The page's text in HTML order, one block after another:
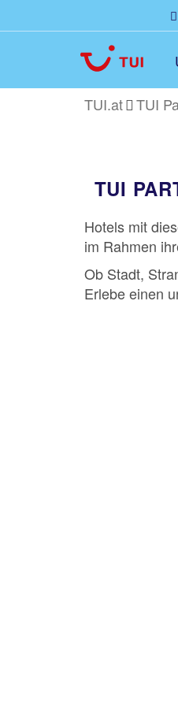
TUI.at TUI
TUI
Hotels mit
im Rahmen
Ob Stadt,
Erlebe einen